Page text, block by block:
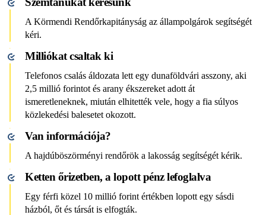
A Körmendi Rendőrkapitányság az állampolgárok segítségét
kéri.
Milliókat csaltak ki
Telefonos csalás áldozata lett egy dunaföldvári asszony, aki
2,5 millió forintot és arany ékszereket adott át
ismeretleneknek, miután elhitették vele, hogy a fia súlyos
közlekedési balesetet okozott.
Van információja?
A hajdúböszörményi rendőrök a lakosság segítségét kérik.
Ketten őrizetben, a lopott pénz lefoglalva
Egy férfi közel 10 millió forint értékben lopott egy sásdi
házból, őt és társát is elfogták.